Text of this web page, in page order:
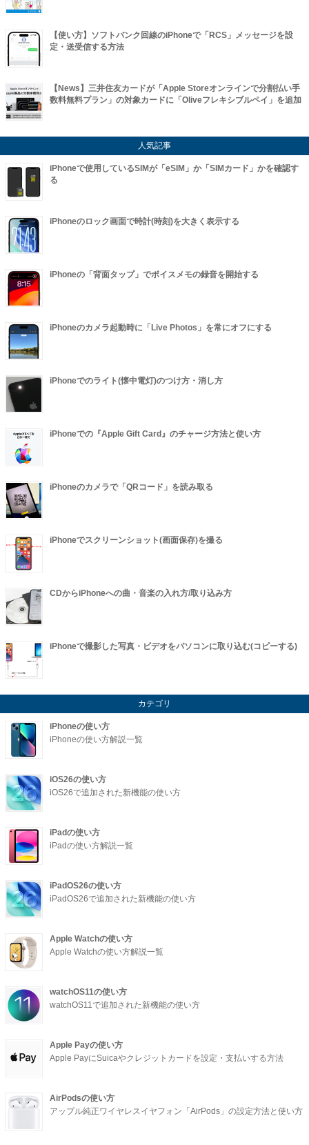
【使い方】ソフトバンク回線のiPhoneで「RCS」メッセージを設
定・送受信する方法
【News】三井住友カードが「Apple Storeオンラインで分割払い手
数料無料プラン」の対象カードに「Oliveフレキシブルペイ」を追加
人気記事
iPhoneで使用しているSIMが「eSIM」か「SIMカード」かを確認す
る
iPhoneのロック画面で時計(時刻)を大きく表示する
iPhoneの「背面タップ」でボイスメモの録音を開始する
iPhoneのカメラ起動時に「Live Photos」を常にオフにする
iPhoneでのライト(懐中電灯)のつけ方・消し方
iPhoneでの『Apple Gift Card』のチャージ方法と使い方
iPhoneのカメラで「QRコード」を読み取る
iPhoneでスクリーンショット(画面保存)を撮る
CDからiPhoneへの曲・音楽の入れ方/取り込み方
iPhoneで撮影した写真・ビデオをパソコンに取り込む(コピーする)
カテゴリ
iPhoneの使い方
iPhoneの使い方解説一覧
iOS26の使い方
iOS26で追加された新機能の使い方
iPadの使い方
iPadの使い方解説一覧
iPadOS26の使い方
iPadOS26で追加された新機能の使い方
Apple Watchの使い方
Apple Watchの使い方解説一覧
watchOS11の使い方
watchOS11で追加された新機能の使い方
Apple Payの使い方
Apple PayにSuicaやクレジットカードを設定・支払いする方法
AirPodsの使い方
アップル純正ワイヤレスイヤフォン「AirPods」の設定方法と使い方